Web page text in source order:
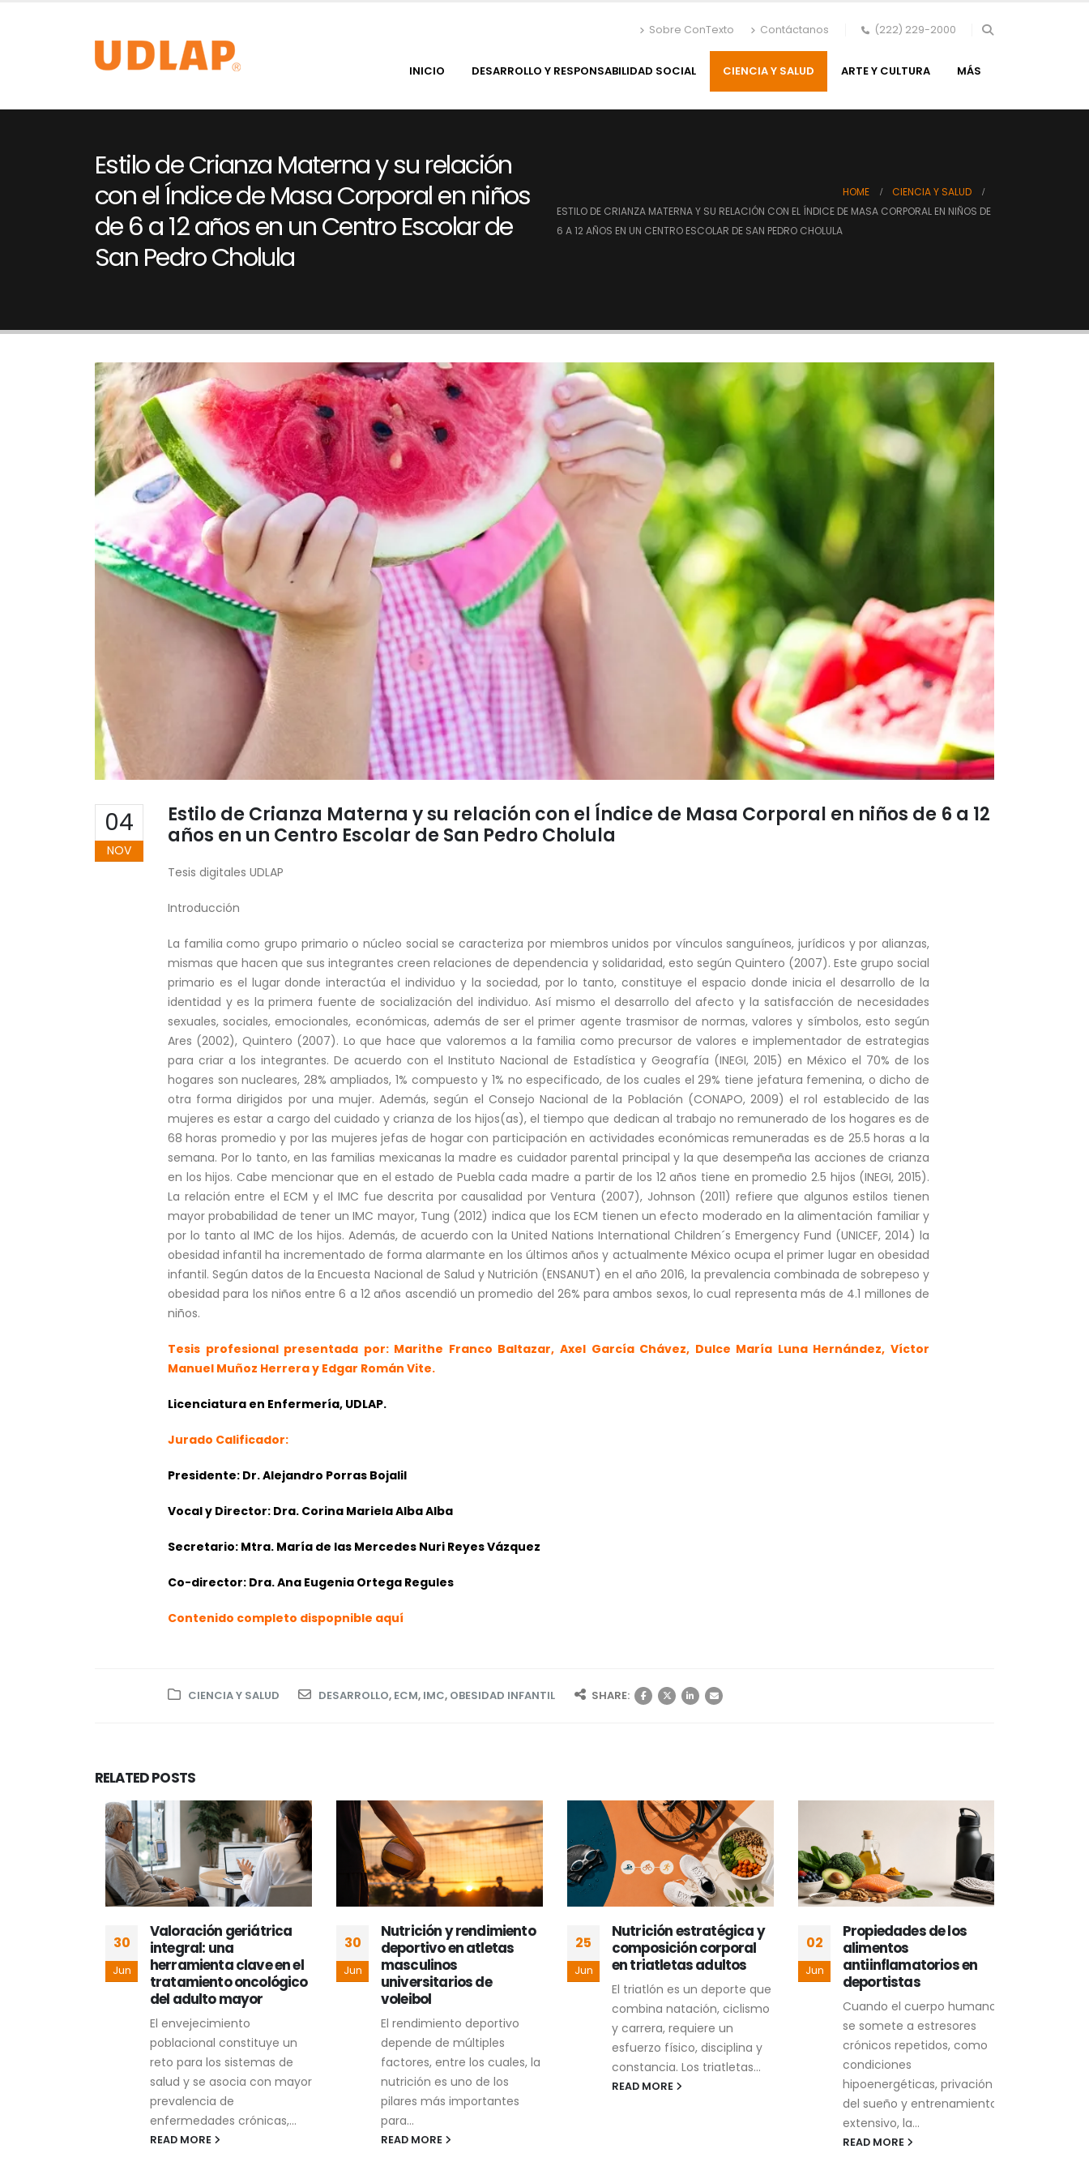
Sobre ConTexto Contáctanos (222) 229-2000
INICIO DESARROLLO Y RESPONSABILIDAD SOCIAL CIENCIA Y SALUD ARTE Y CULTURA MÁS
Estilo de Crianza Materna y su relación
con el Índice de Masa Corporal en niños
de 6 a 12 años en un Centro Escolar de
San Pedro Cholula
HOME
CIENCIA Y SALUD
ESTILO DE CRIANZA MATERNA Y SU RELACIÓN CON EL ÍNDICE DE MASA CORPORAL EN NIÑOS DE
6 A 12 AÑOS EN UN CENTRO ESCOLAR DE SAN PEDRO CHOLULA
04
NOV
Estilo de Crianza Materna y su relación con el Índice de Masa Corporal en niños de 6 a 12
años en un Centro Escolar de San Pedro Cholula
Tesis digitales UDLAP
Introducción
La familia como grupo primario o núcleo social se caracteriza por miembros unidos por vínculos sanguíneos, jurídicos y por alianzas,
mismas que hacen que sus integrantes creen relaciones de dependencia y solidaridad, esto según Quintero (2007). Este grupo social
primario es el lugar donde interactúa el individuo y la sociedad, por lo tanto, constituye el espacio donde inicia el desarrollo de la
identidad y es la primera fuente de socialización del individuo. Así mismo el desarrollo del afecto y la satisfacción de necesidades
sexuales, sociales, emocionales, económicas, además de ser el primer agente trasmisor de normas, valores y símbolos, esto según
Ares (2002), Quintero (2007). Lo que hace que valoremos a la familia como precursor de valores e implementador de estrategias
para criar a los integrantes. De acuerdo con el Instituto Nacional de Estadística y Geografía (INEGI, 2015) en México el 70% de los
hogares son nucleares, 28% ampliados, 1% compuesto y 1% no especificado, de los cuales el 29% tiene jefatura femenina, o dicho de
otra forma dirigidos por una mujer. Además, según el Consejo Nacional de la Población (CONAPO, 2009) el rol establecido de las
mujeres es estar a cargo del cuidado y crianza de los hijos(as), el tiempo que dedican al trabajo no remunerado de los hogares es de
68 horas promedio y por las mujeres jefas de hogar con participación en actividades económicas remuneradas es de 25.5 horas a la
semana. Por lo tanto, en las familias mexicanas la madre es cuidador parental principal y la que desempeña las acciones de crianza
en los hijos. Cabe mencionar que en el estado de Puebla cada madre a partir de los 12 años tiene en promedio 2.5 hijos (INEGI, 2015).
La relación entre el ECM y el IMC fue descrita por causalidad por Ventura (2007), Johnson (2011) refiere que algunos estilos tienen
mayor probabilidad de tener un IMC mayor, Tung (2012) indica que los ECM tienen un efecto moderado en la alimentación familiar y
por lo tanto al IMC de los hijos. Además, de acuerdo con la United Nations International Children´s Emergency Fund (UNICEF, 2014) la
obesidad infantil ha incrementado de forma alarmante en los últimos años y actualmente México ocupa el primer lugar en obesidad
infantil. Según datos de la Encuesta Nacional de Salud y Nutrición (ENSANUT) en el año 2016, la prevalencia combinada de sobrepeso y
obesidad para los niños entre 6 a 12 años ascendió un promedio del 26% para ambos sexos, lo cual representa más de 4.1 millones de
niños.
Tesis profesional presentada por: Marithe Franco Baltazar, Axel García Chávez, Dulce María Luna Hernández, Víctor
Manuel Muñoz Herrera y Edgar Román Vite.
Licenciatura en Enfermería, UDLAP.
Jurado Calificador:
Presidente: Dr. Alejandro Porras Bojalil
Vocal y Director: Dra. Corina Mariela Alba Alba
Secretario: Mtra. María de las Mercedes Nuri Reyes Vázquez
Co-director: Dra. Ana Eugenia Ortega Regules
Contenido completo dispopnible aquí
CIENCIA Y SALUD DESARROLLO, ECM, IMC, OBESIDAD INFANTIL SHARE:
RELATEDPOSTS
30
Jun
Valoración geriátrica
integral: una
herramienta clave en el
tratamiento oncológico
del adulto mayor
El envejecimiento
poblacional constituye un
reto para los sistemas de
salud y se asocia con mayor
prevalencia de
enfermedades crónicas,...
READ MORE
30
Jun
Nutrición y rendimiento
deportivo en atletas
masculinos
universitarios de
voleibol
El rendimiento deportivo
depende de múltiples
factores, entre los cuales, la
nutrición es uno de los
pilares más importantes
para...
READ MORE
25
Jun
Nutrición estratégica y
composición corporal
en triatletas adultos
El triatlón es un deporte que
combina natación, ciclismo
y carrera, requiere un
esfuerzo físico, disciplina y
constancia. Los triatletas...
READ MORE
02
Jun
Propiedades de los
alimentos
antiinflamatorios en
deportistas
Cuando el cuerpo humano
se somete a estresores
crónicos repetidos, como
condiciones
hipoenergéticas, privación
del sueño y entrenamiento
extensivo, la...
READ MORE